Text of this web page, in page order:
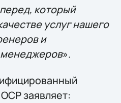
который
услуг нашего
и
».
заявляет: